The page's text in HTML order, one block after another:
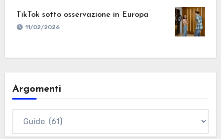
TikTok sotto osservazione in Europa
11/02/2026
Argomenti
Argomenti